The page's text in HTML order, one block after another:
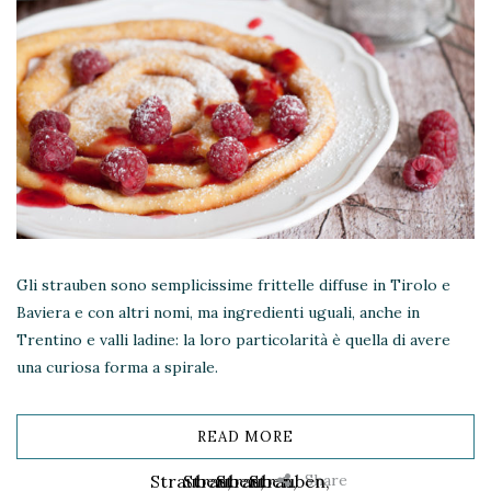
Gli strauben sono semplicissime frittelle diffuse in Tirolo e
Baviera e con altri nomi, ma ingredienti uguali, anche in
Trentino e valli ladine: la loro particolarità è quella di avere
una curiosa forma a spirale.
READ MORE
Share
Strauben,
Strauben,
Strauben,
Strauben,